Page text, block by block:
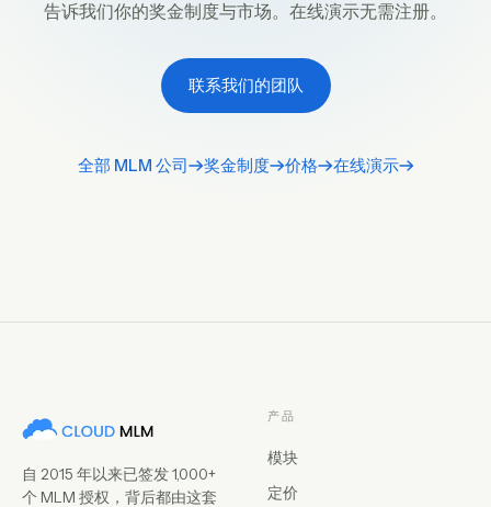
告诉我们你的奖金制度与市场。在线演示无需注册。
联系我们的团队
全部 MLM 公司 奖金制度 价格 在线演示
自 2015 年以来已签发 1,000+
个 MLM 授权，背后都由这套
产品
模块
定价